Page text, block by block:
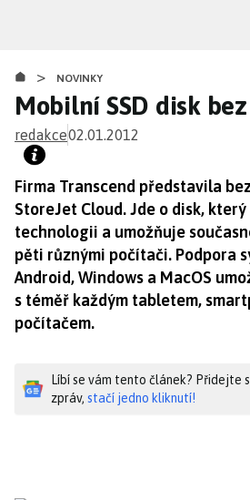
obsahu
> NOVINKY
Mobilní SSD disk
redakce02.01.2012
Firma Transcend představila
StoreJet Cloud. Jde o disk,
technologii a umožňuje
pěti různými počítači. Podpora
Android, Windows a MacOS
s téměř každým tabletem,
počítačem.
Líbí se vám tento článek? Přidejte
zpráv, stačí jedno kliknutí!